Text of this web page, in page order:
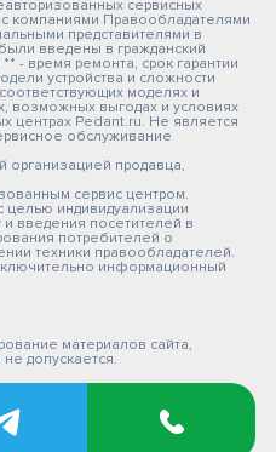
сервисных
с компаниями Правообладателями
представителями в
введены в гражданский
- время ремонта, срок гарантии
устройства и сложности
моделях и
возможных выгодах и условиях
центрах Pedant.ru. Не является
обслуживание
продавца,
сервис центром.
индивидуализации
и введения посетителей в
потребителей о
техники правообладателей.
информационный
материалов сайта,
допускается.